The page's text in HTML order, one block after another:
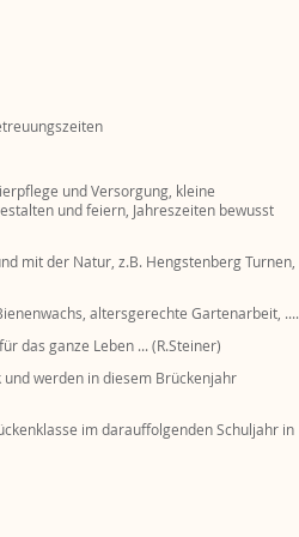
und Versorgung, kleine
und feiern, Jahreszeiten bewusst
mit der Natur, z.B. Hengstenberg Turnen,
altersgerechte Gartenarbeit, ....
das ganze Leben ... (R.Steiner)
werden in diesem Brückenjahr
im darauffolgenden Schuljahr in